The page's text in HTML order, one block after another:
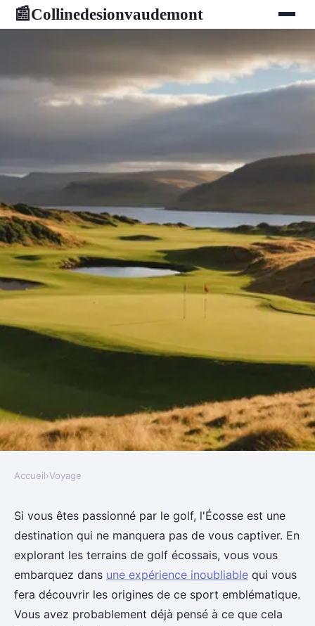
📰Collinedesionvaudemont
VOYAGE
Explorez les terrains de golf
écossais : une expérience
inoubliable
Pauline•19 février 2025•6 min de lecture
Accueil›Voyage
Si vous êtes passionné par le golf, l'Écosse est une
destination qui ne manquera pas de vous captiver. En
explorant les terrains de golf écossais, vous vous
embarquez dans une expérience inoubliable qui vous
fera découvrir les origines de ce sport emblématique.
Vous avez probablement déjà pensé à ce que cela